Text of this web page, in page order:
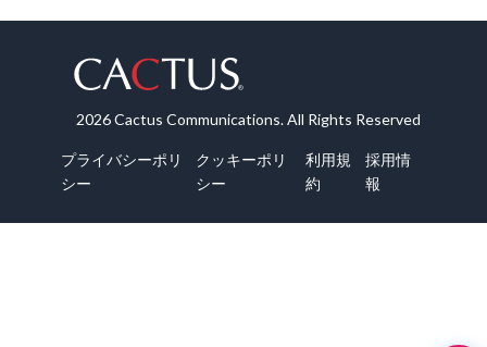
2026 Cactus Communications. All Rights Reserved
プライバシーポリ
シー
クッキーポリ
シー
利用規
約
採用情
報